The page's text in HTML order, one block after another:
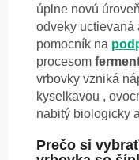
úplne novú
odveky uctievaná
pomocník na
procesom
vrbovky vzniká
kyselkavou ,
nabitý biologicky
Prečo si